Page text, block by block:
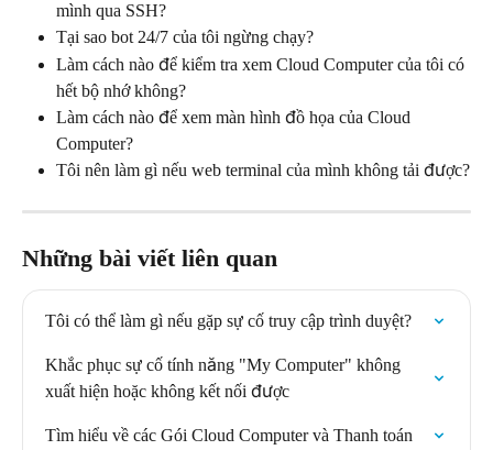
mình qua SSH?
Tại sao bot 24/7 của tôi ngừng chạy?
Làm cách nào để kiểm tra xem Cloud Computer của tôi có
hết bộ nhớ không?
Làm cách nào để xem màn hình đồ họa của Cloud
Computer?
Tôi nên làm gì nếu web terminal của mình không tải được?
Những bài viết liên quan
Tôi có thể làm gì nếu gặp sự cố truy cập trình duyệt?
Khắc phục sự cố tính năng "My Computer" không
xuất hiện hoặc không kết nối được
Tìm hiểu về các Gói Cloud Computer và Thanh toán